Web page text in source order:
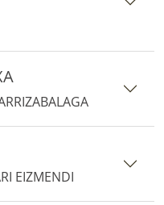
EIZMENDI